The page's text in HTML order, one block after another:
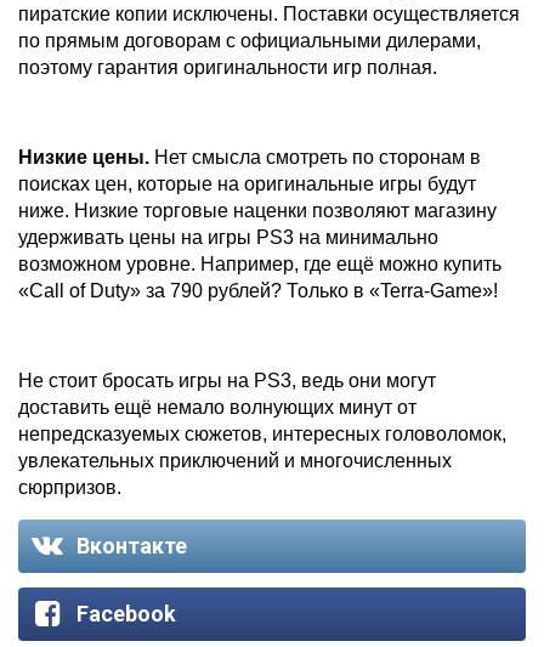
пиратские копии исключены. Поставки осуществляется
по прямым договорам с официальными дилерами,
поэтому гарантия оригинальности игр полная.
Низкие цены. Нет смысла смотреть по сторонам в
поисках цен, которые на оригинальные игры будут
ниже. Низкие торговые наценки позволяют магазину
удерживать цены на игры PS3 на минимально
возможном уровне. Например, где ещё можно купить
«Call of Duty» за 790 рублей? Только в «Terra-Game»!
Не стоит бросать игры на PS3, ведь они могут
доставить ещё немало волнующих минут от
непредсказуемых сюжетов, интересных головоломок,
увлекательных приключений и многочисленных
сюрпризов.
Вконтакте
Facebook